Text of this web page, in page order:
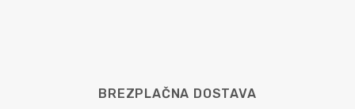
BREZPLAČNA DOSTAVA